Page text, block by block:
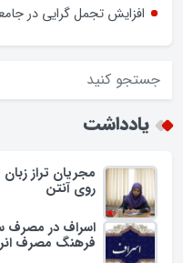
افزایش تجمل گرایی در
یادداشت
مجریان تراز
روی آنتن
اسراف در مصرف
فرهنگ مصرف